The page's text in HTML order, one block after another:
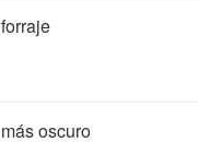
forraje
más oscuro